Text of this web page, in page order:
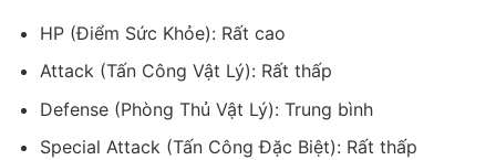
HP (Điểm Sức Khỏe): Rất cao
Attack (Tấn Công Vật Lý): Rất thấp
Defense (Phòng Thủ Vật Lý): Trung bình
Special Attack (Tấn Công Đặc Biệt): Rất thấp